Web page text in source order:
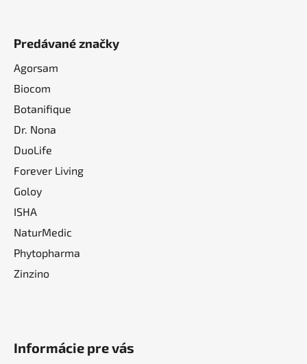
Predávané značky
Agorsam
Biocom
Botanifique
Dr. Nona
DuoLife
Forever Living
Goloy
ISHA
NaturMedic
Phytopharma
Zinzino
Informácie pre vás